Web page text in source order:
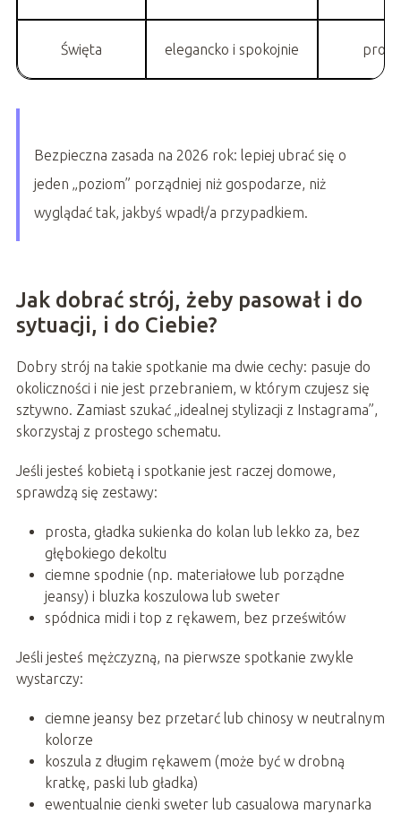
Święta elegancko i spokojnie
Bezpieczna zasada na 2026 rok: lepiej ubrać się o
jeden „poziom” porządniej niż gospodarze, niż
wyglądać tak, jakbyś wpadł/a przypadkiem.
Jak dobrać strój, żeby pasował i do
sytuacji, i do Ciebie?
Dobry strój na takie spotkanie ma dwie cechy: pasuje do
okoliczności i nie jest przebraniem, w którym czujesz się
sztywno. Zamiast szukać „idealnej stylizacji z Instagrama”,
skorzystaj z prostego schematu.
Jeśli jesteś kobietą i spotkanie jest raczej domowe,
sprawdzą się zestawy:
prosta, gładka sukienka do kolan lub lekko za, bez
głębokiego dekoltu
ciemne spodnie (np. materiałowe lub porządne
jeansy) i bluzka koszulowa lub sweter
spódnica midi i top z rękawem, bez prześwitów
Jeśli jesteś mężczyzną, na pierwsze spotkanie zwykle
wystarczy:
ciemne jeansy bez przetarć lub chinosy w neutralnym
kolorze
koszula z długim rękawem (może być w drobną
kratkę, paski lub gładka)
ewentualnie cienki sweter lub casualowa marynarka